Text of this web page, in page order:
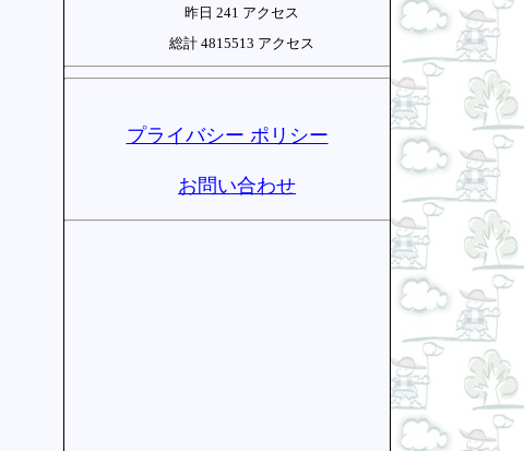
昨日 241 アクセス
総計 4815513 アクセス
プライバシー ポリシー
お問い合わせ